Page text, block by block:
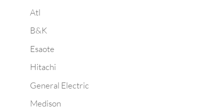
Atl
B&K
Esaote
Hitachi
General Electric
Medison